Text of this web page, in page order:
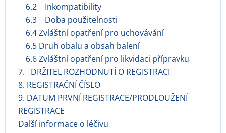
6.2 Inkompatibility
6.3 Doba použitelnosti
6.4 Zvláštní opatření pro uchovávání
6.5 Druh obalu a obsah balení
6.6 Zvláštní opatření pro likvidaci přípravku
7. DRŽITEL ROZHODNUTÍ O REGISTRACI
8. REGISTRAČNÍ ČÍSLO
9. DATUM PRVNÍ REGISTRACE/PRODLOUŽENÍ
REGISTRACE
Další informace o léčivu